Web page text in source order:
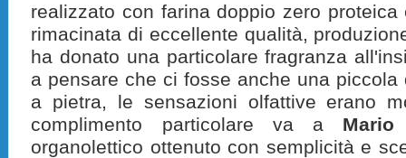
realizzato con farina doppio zero
rimacinata di eccellente qualità,
ha donato una particolare fragranza
a pensare che ci fosse anche una
a pietra, le sensazioni olfattive erano
complimento particolare va a Mario
organolettico ottenuto con semplicità e